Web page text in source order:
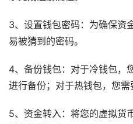
3、设置钱包密码：为确保资
易被猜到的密码。
4、备份钱包：对于冷钱包，
进行备份；对于热钱包，您需
5、资金转入：将您的虚拟货